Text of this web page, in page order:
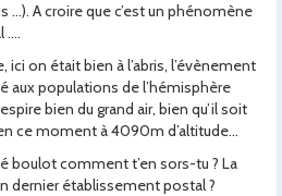
…). A croire que c’est un phénomène
….
ici on était bien à l’abris, l’évènement
aux populations de l’hémisphère
bien du grand air, bien qu’il soit
ce moment à 4090m d’altitude…
boulot comment t’en sors-tu ? La
dernier établissement postal ?